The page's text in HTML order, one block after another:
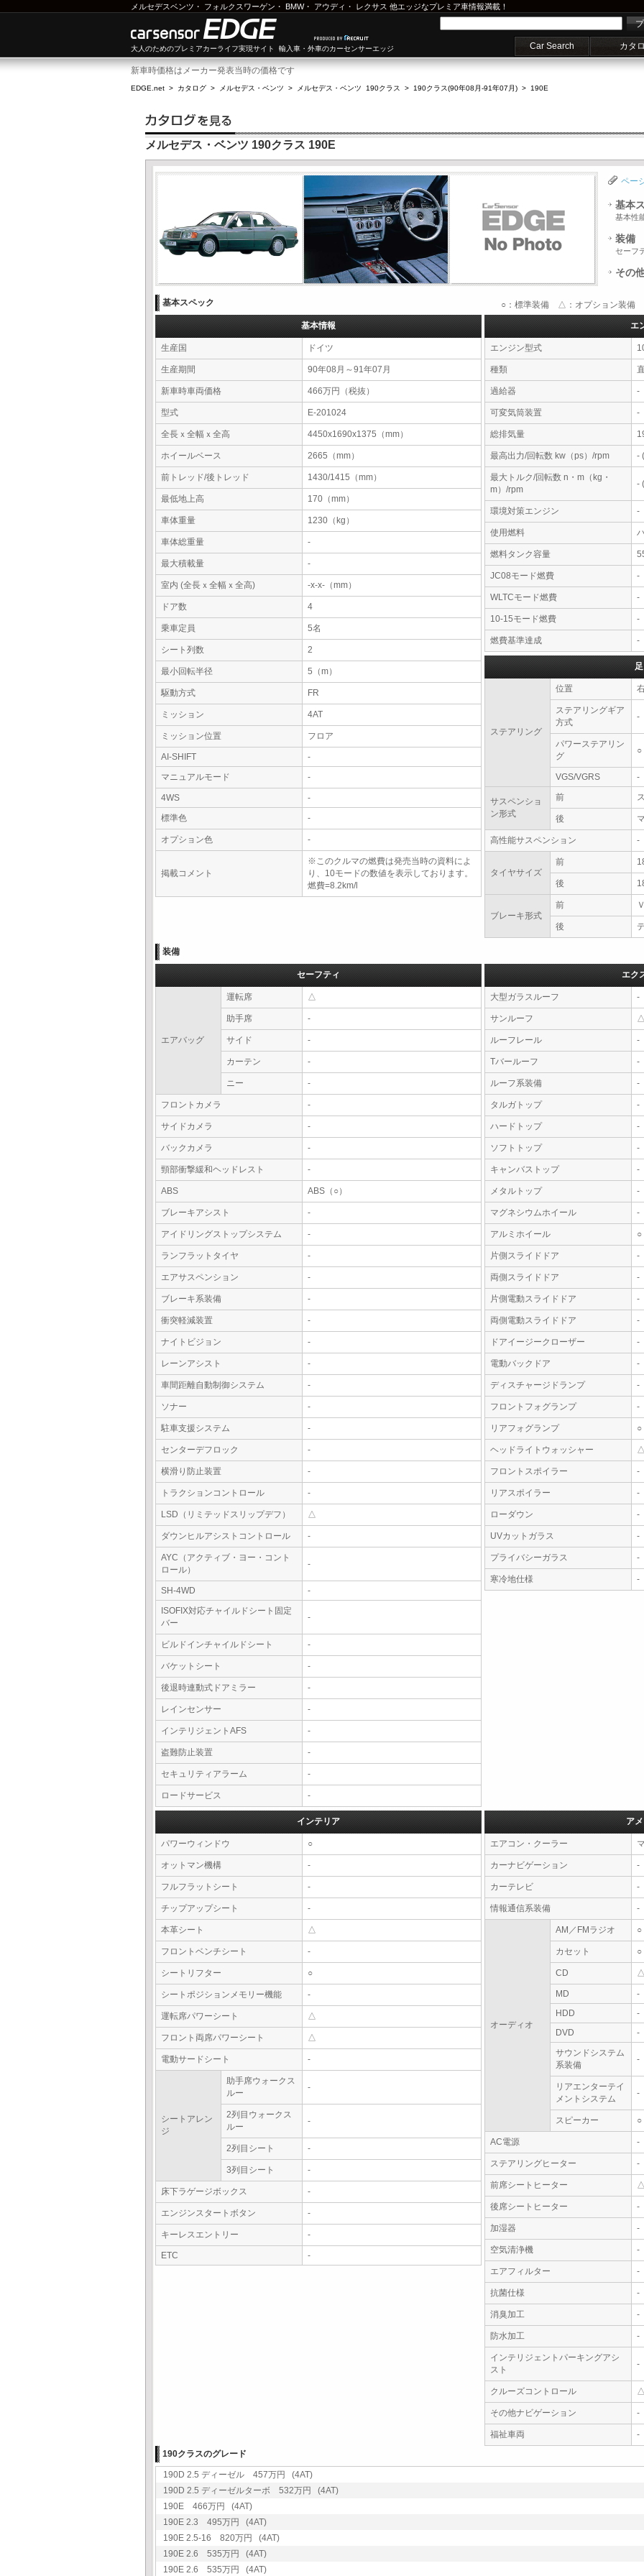
メルセデスベンツ ・ フォルクスワーゲン ・ BMW・ アウディ ・ レクサス 他エッジなプレミア車情報満載！
大人のためのプレミアカーライフ実現サイト 輸入車・外車のカーセンサーエッジ Car Search カタ
新車時価格はメーカー発表当時の価格です
EDGE.net > カタログ > メルセデス・ベンツ > メルセデス・ベンツ 190クラス > 190クラス(90年08月-91年07月) > 190E
メルセデス・ベンツ 190クラス 190E
ペー
基本
基本性
装備
セーフ
その
基本スペック ○：標準装備 △：オプション装備 -
基本情報
生産国 ドイツ
生産期間 90年08月～91年07月
新車時車両価格 466万円（税抜）
型式 E-201024
全長ｘ全幅ｘ全高 4450x1690x1375（mm）
ホイールベース 2665（mm）
前トレッド/後トレッド 1430/1415（mm）
最低地上高 170（mm）
車体重量 1230（kg）
車体総重量 -
最大積載量 -
室内 (全長ｘ全幅ｘ全高) -x-x-（mm）
ドア数 4
乗車定員 5名
シート列数 2
最小回転半径 5（m）
駆動方式 FR
ミッション 4AT
ミッション位置 フロア
AI-SHIFT
-
マニュアルモード
-
4WS
-
標準色
-
オプション色 -
掲載コメント
※このクルマの燃費は発売当時の資料によ
り、10モードの数値を表示しております。
燃費=8.2km/l
エ
エンジン型式
種類
過給器 -
可変気筒装置 -
総排気量
最高出力/回転数 kw（ps）/rpm -
最大トルク/回転数 n・m（kg・
m）/rpm
-
環境対策エンジン -
使用燃料
燃料タンク容量
JC08モード燃費 -
WLTCモード燃費 -
10-15モード燃費 -
燃費基準達成 -
ステアリング
位置
ステアリングギア
方式
-
パワーステアリン
グ
○
VGS/VGRS -
サスペンショ
ン形式
前
後
高性能サスペンション -
タイヤサイズ
前
後
ブレーキ形式
前
後
装備
セーフティ
エアバッグ
運転席 △
助手席 -
サイド -
カーテン -
ニー -
フロントカメラ -
サイドカメラ -
バックカメラ -
頸部衝撃緩和ヘッドレスト -
ABS ABS（○）
ブレーキアシスト -
アイドリングストップシステム -
ランフラットタイヤ -
エアサスペンション -
ブレーキ系装備 -
衝突軽減装置 -
ナイトビジョン -
レーンアシスト -
車間距離自動制御システム -
ソナー -
駐車支援システム -
センターデフロック -
横滑り防止装置 -
トラクションコントロール -
LSD（リミテッドスリップデフ） △
ダウンヒルアシストコントロール -
AYC（アクティブ・ヨー・コント
ロール）
-
SH-4WD
-
ISOFIX対応チャイルドシート固定
バー
-
ビルドインチャイルドシート -
バケットシート -
後退時連動式ドアミラー -
レインセンサー -
インテリジェントAFS -
盗難防止装置 -
セキュリティアラーム -
ロードサービス -
エク
大型ガラスルーフ -
サンルーフ
ルーフレール -
Tバールーフ -
ルーフ系装備 -
タルガトップ -
ハードトップ -
ソフトトップ -
キャンバストップ -
メタルトップ -
マグネシウムホイール -
アルミホイール ○
片側スライドドア -
両側スライドドア -
片側電動スライドドア -
両側電動スライドドア -
ドアイージークローザー -
電動バックドア -
ディスチャージドランプ -
フロントフォグランプ -
リアフォグランプ ○
ヘッドライトウォッシャー
フロントスポイラー -
リアスポイラー -
ローダウン -
UVカットガラス -
プライバシーガラス -
寒冷地仕様 -
インテリア
パワーウィンドウ ○
オットマン機構 -
フルフラットシート -
チップアップシート -
本革シート △
フロントベンチシート -
シートリフター ○
シートポジションメモリー機能 -
運転席パワーシート △
フロント両席パワーシート △
電動サードシート -
シートアレン
ジ
助手席ウォークス
ルー
-
2列目ウォークス
ルー
-
2列目シート -
3列目シート -
床下ラゲージボックス -
エンジンスタートボタン -
キーレスエントリー -
ETC -
ア
エアコン・クーラー
カーナビゲーション -
カーテレビ -
情報通信系装備 -
オーディオ
AM／FMラジオ ○
カセット ○
CD
MD
-
HDD
-
DVD
-
サウンドシステム
系装備
-
リアエンターテイ
メントシステム
-
スピーカー ○
AC電源 -
ステアリングヒーター -
前席シートヒーター
後席シートヒーター -
加湿器 -
空気清浄機 -
エアフィルター -
抗菌仕様 -
消臭加工 -
防水加工 -
インテリジェントパーキングアシ
スト
-
クルーズコントロール
その他ナビゲーション -
福祉車両
-
190クラスのグレード
190D 2.5 ディーゼル 457万円 (4AT)
190D 2.5 ディーゼルターボ 532万円 (4AT)
190E 466万円 (4AT)
190E 2.3 495万円 (4AT)
190E 2.5-16 820万円 (4AT)
190E 2.6 535万円 (4AT)
190E 2.6 535万円 (4AT)